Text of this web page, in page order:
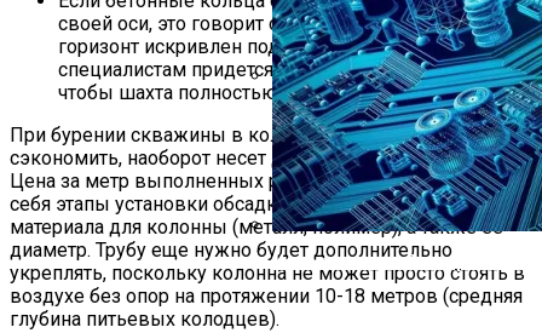
Проверка Воды Из Скважины
Использование Электронных
своей оси, это говорит о том, что песчаный
горизонт искривлен под ними. То есть
специалистам придется изрядно потрудиться,
чтобы шахта полностью не обвалилась.
При бурении скважины в колодце мастер, желающий
сэкономить, наоборот несет дополнительные затраты.
Цена за метр выполненных работ всегда включает в
себя этапы установки обсадки, тип использованного
материала для колонны (металл, полимер), а также её
диаметр. Трубу еще нужно будет дополнительно
укреплять, поскольку колонна не может просто стоять в
воздухе без опор на протяжении 10-18 метров (средняя
глубина питьевых колодцев).